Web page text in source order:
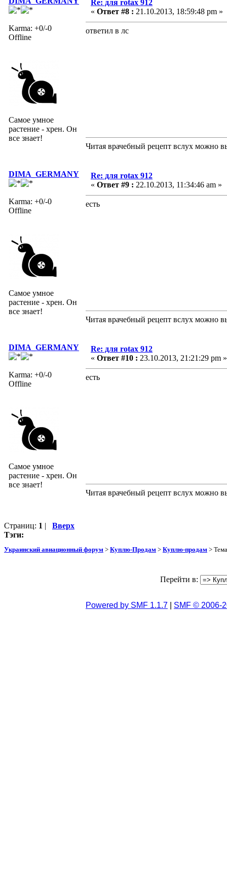
Karma: +0/-0
Offline
Самое умное
растение - хрен. Он
все знает!
Re: для rotax 912
« Ответ #8 : 21.10.2013, 18:59:48 pm »
ответил в лс
Читая врачебный рецепт вслух можно
DIMA_GERMANY
Karma: +0/-0
Offline
Самое умное
растение - хрен. Он
все знает!
Re: для rotax 912
« Ответ #9 : 22.10.2013, 11:34:46 am »
есть
Читая врачебный рецепт вслух можно
DIMA_GERMANY
Karma: +0/-0
Offline
Самое умное
растение - хрен. Он
все знает!
Re: для rotax 912
« Ответ #10 : 23.10.2013, 21:21:29 pm »
есть
Читая врачебный рецепт вслух можно
Страниц: 1 | Вверх
Тэги:
Украинский авиационный форум > Куплю-Продам > Куплю-продам >
Перейти в:
Powered by SMF 1.1.7 SMF © 2006-